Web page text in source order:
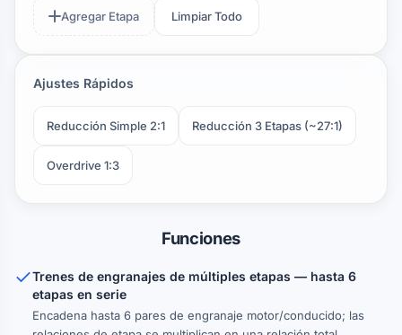
Agregar Etapa Limpiar Todo
Ajustes Rápidos
Reducción Simple 2:1 Reducción 3 Etapas (~27:1)
Overdrive 1:3
Funciones
Trenes de engranajes de múltiples etapas — hasta 6
etapas en serie
Encadena hasta 6 pares de engranaje motor/conducido; las